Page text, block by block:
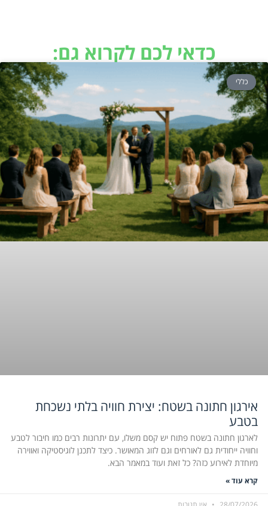
כדאי לכם לקרוא גם:
כללי
אירגון חתונה בשטח: יצירת חוויה בלתי נשכחת
בטבע
לארגון חתונה בשטח פתוח יש קסם משלו, עם יתרונות רבים כמו חיבור לטבע
וחוויה ייחודית גם לאורחים וגם לזוג המאושר. כיצד לתכנן לוגיסטיקה ואווירה
מיוחדת לאירוע כזה? כל זאת ועוד במאמר הבא.
קרא עוד »